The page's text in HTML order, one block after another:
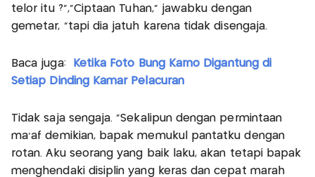
telor itu ?","Ciptaan Tuhan," jawabku dengan
gemetar, "tapi dia jatuh karena tidak disengaja.
Baca juga:
Ketika Foto Bung Karno Digantung di
Setiap Dinding Kamar Pelacuran
Tidak saja sengaja. "Sekalipun dengan permintaan
ma'af demikian, bapak memukul pantatku dengan
rotan. Aku seorang yang baik laku, akan tetapi bapak
menghendaki disiplin yang keras dan cepat marah